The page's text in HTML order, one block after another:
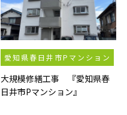
愛知県春日井市Pマンション
大規模修繕工事 『愛知県春
日井市Pマンション』